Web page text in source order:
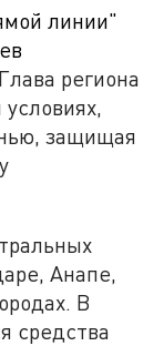
линии"
региона
защищая
Анапе,
В
средства